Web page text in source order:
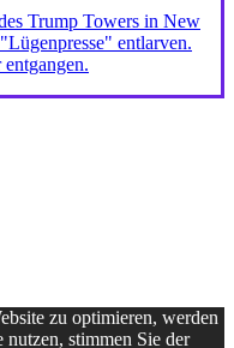
Trump Towers in New
entlarven.
zu optimieren, werden
nutzen, stimmen Sie der